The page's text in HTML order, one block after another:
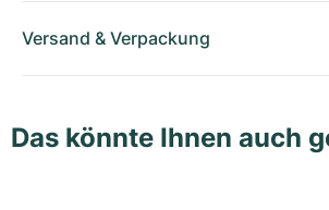
Versand & Verpackung
Das könnte Ihnen auch